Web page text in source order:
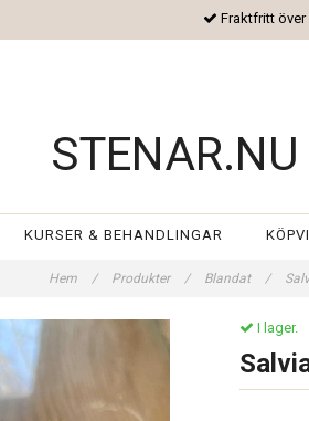
Fraktfritt över
STENAR.NU
KURSER & BEHANDLINGAR
Hem / Produkter / Blandat /
I lager.